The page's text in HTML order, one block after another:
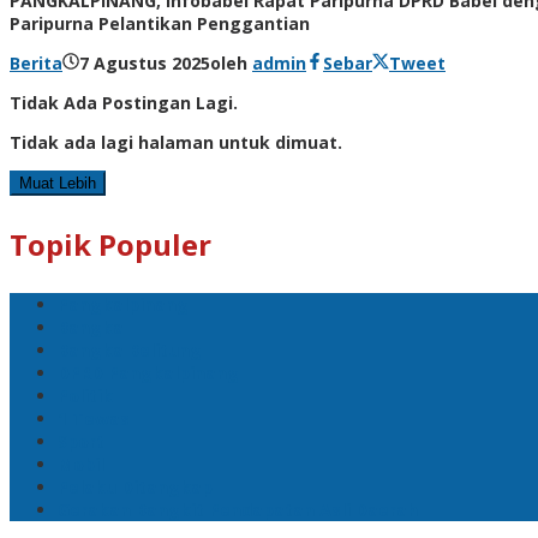
Paripurna Pelantikan Penggantian
Berita
7 Agustus 2025oleh admin Sebar
Tweet
Tidak Ada Postingan Lagi.
Tidak ada lagi halaman untuk dimuat.
Muat Lebih
Topik Populer